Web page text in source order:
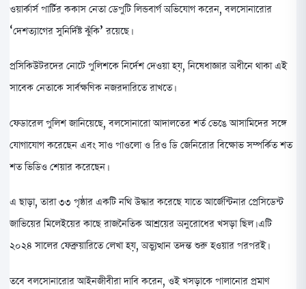
ওয়ার্কার্স পার্টির ককাস নেতা ডেপুটি লিন্ডবার্গ অভিযোগ করেন, বলসোনারোর
‘দেশত্যাগের সুনির্দিষ্ট ঝুঁকি’ রয়েছে।
প্রসিকিউটরদের নোটে পুলিশকে নির্দেশ দেওয়া হয়, নিষেধাজ্ঞার অধীনে থাকা এই
সাবেক নেতাকে সার্বক্ষণিক নজরদারিতে রাখতে।
ফেডারেল পুলিশ জানিয়েছে, বলসোনারো আদালতের শর্ত ভেঙে আসামিদের সঙ্গে
যোগাযোগ করেছেন এবং সাও পাওলো ও রিও ডি জেনিরোর বিক্ষোভ সম্পর্কিত শত
শত ভিডিও শেয়ার করেছেন।
এ ছাড়া, তারা ৩৩ পৃষ্ঠার একটি নথি উদ্ধার করেছে যাতে আর্জেন্টিনার প্রেসিডেন্ট
জাভিয়ের মিলেইয়ের কাছে রাজনৈতিক আশ্রয়ের অনুরোধের খসড়া ছিল। এটি
২০২৪ সালের ফেব্রুয়ারিতে লেখা হয়, অভ্যুত্থান তদন্ত শুরু হওয়ার পরপরই।
তবে বলসোনারোর আইনজীবীরা দাবি করেন, ওই খসড়াকে পালানোর প্রমাণ